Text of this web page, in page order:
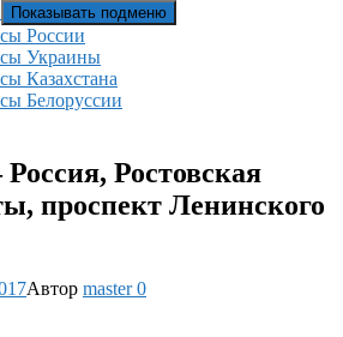
Показывать подменю
России
Украины
Казахстана
Белоруссии
Ростовская
проспект Ленинского
Автор master0